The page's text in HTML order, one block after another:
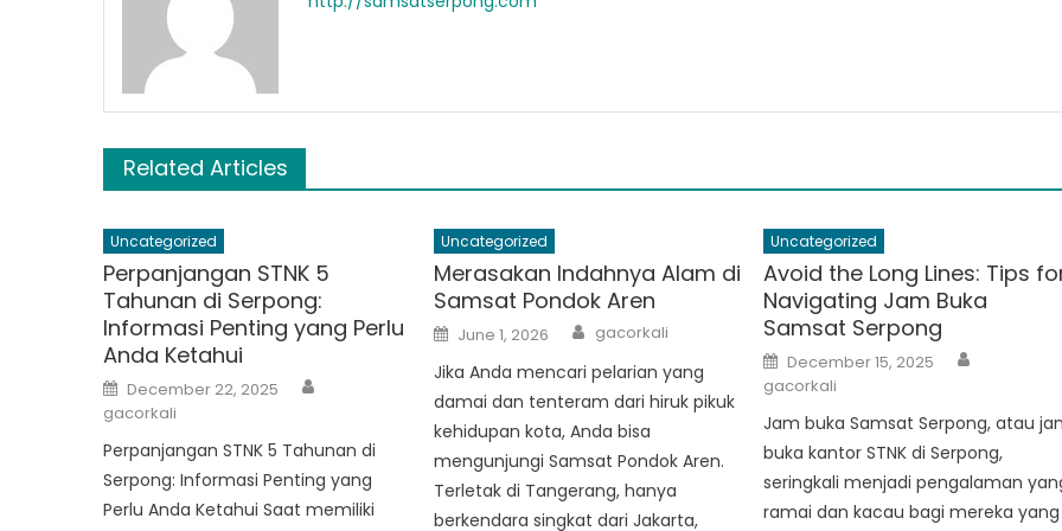
Related Articles
Uncategorized
Perpanjangan STNK 5
Tahunan di Serpong:
Informasi Penting yang Perlu
Anda Ketahui
Posted
on
December 22, 2025
gacorkali
Perpanjangan STNK 5 Tahunan di
Serpong: Informasi Penting yang
Perlu Anda Ketahui Saat memiliki
Uncategorized
Merasakan Indahnya Alam di
Samsat Pondok Aren
Posted
on
June 1, 2026 Author
gacorkali
Jika Anda mencari pelarian yang
damai dan tenteram dari hiruk pikuk
kehidupan kota, Anda bisa
mengunjungi Samsat Pondok Aren.
Terletak di Tangerang, hanya
berkendara singkat dari Jakarta,
Uncategorized
Avoid the Long Lines: Tips
Navigating Jam Buka
Samsat Serpong
Posted
on
December 15, 2025
gacorkali
Jam buka Samsat Serpong, atau
buka kantor STNK di Serpong,
seringkali menjadi pengalaman
ramai dan kacau bagi mereka yang